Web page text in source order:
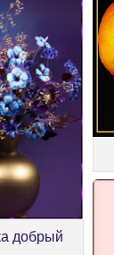
добрый